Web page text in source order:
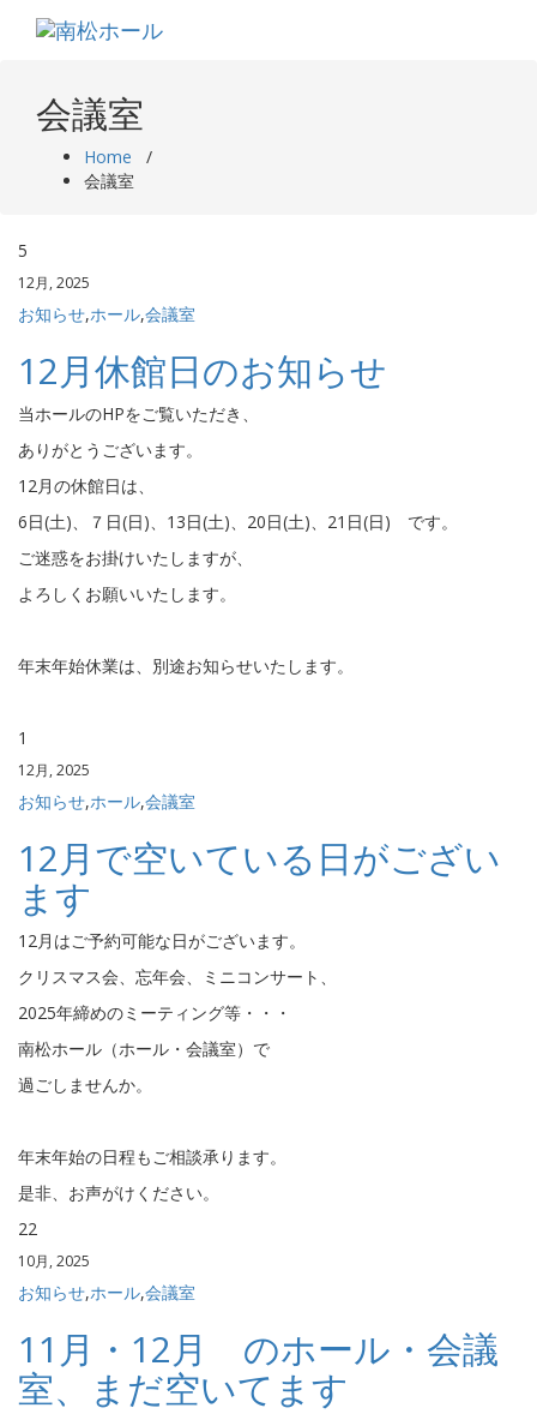
会議室
Home /
会議室
5
12月, 2025
お知らせ,ホール,会議室
12月休館日のお知らせ
当ホールのHPをご覧いただき、
ありがとうございます。
12月の休館日は、
6日(土)、７日(日)、13日(土)、20日(土)、21日(日) です。
ご迷惑をお掛けいたしますが、
よろしくお願いいたします。
年末年始休業は、別途お知らせいたします。
1
12月, 2025
お知らせ,ホール,会議室
12月で空いている日がござい
ます
12月はご予約可能な日がございます。
クリスマス会、忘年会、ミニコンサート、
2025年締めのミーティング等・・・
南松ホール（ホール・会議室）で
過ごしませんか。
年末年始の日程もご相談承ります。
是非、お声がけください。
22
10月, 2025
お知らせ,ホール,会議室
11月・12月 のホール・会議
室、まだ空いてます